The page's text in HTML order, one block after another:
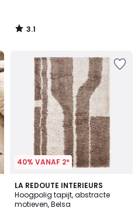
3.1
/
40% VANAF 2*
LA REDOUTE INTERIEURS
Hoogpolig tapijt, abstracte
motieven, Belsa
5
/
5